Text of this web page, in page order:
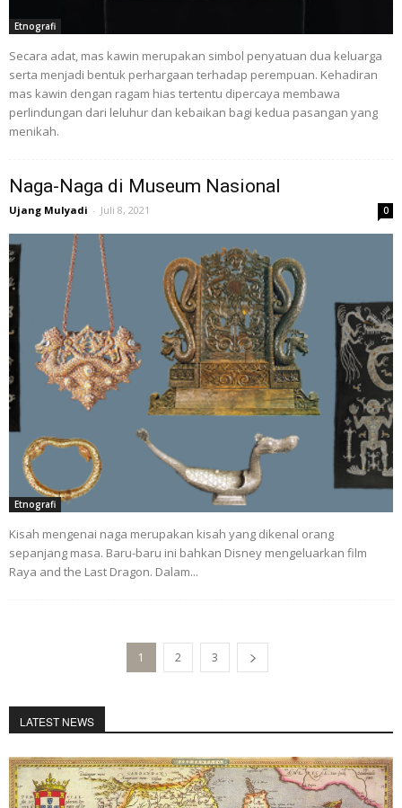
Etnografi
Secara adat, mas kawin merupakan simbol penyatuan dua keluarga
serta menjadi bentuk perhargaan terhadap perempuan. Kehadiran
mas kawin dengan ragam hias tertentu dipercaya membawa
perlindungan dari leluhur dan kebaikan bagi kedua pasangan yang
menikah.
Naga-Naga di Museum Nasional
Ujang Mulyadi - Juli 8, 2021 0
Etnografi
Kisah mengenai naga merupakan kisah yang dikenal orang
sepanjang masa. Baru-baru ini bahkan Disney mengeluarkan film
Raya and the Last Dragon. Dalam...
1 2 3
LATEST NEWS